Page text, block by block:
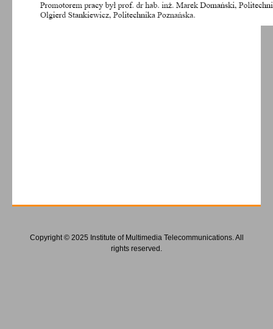
Copyright © 2025 Institute of Multimedia Telecommunications. All
rights reserved.